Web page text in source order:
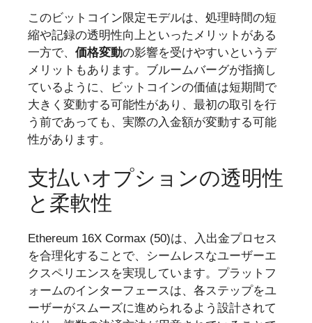
このビットコイン限定モデルは、処理時間の短
縮や記録の透明性向上といったメリットがある
一方で、 価格変動の影響を受けやすいというデ
メリットもあります。ブルームバーグが指摘し
ているように、ビットコインの価値は短期間で
大きく変動する可能性があり、最初の取引を行
う前であっても、実際の入金額が変動する可能
性があります。
支払いオプションの透明性
と柔軟性
Ethereum 16X Cormax (50)は、入出金プロセス
を合理化することで、シームレスなユーザーエ
クスペリエンスを実現しています。プラットフ
ォームのインターフェースは、各ステップをユ
ーザーがスムーズに進められるよう設計されて